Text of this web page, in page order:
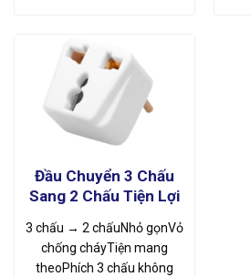
Đầu Chuyển 3 Chấu
Sang 2 Chấu Tiện Lợi
3 chấu → 2 chấuNhỏ gọnVỏ
chống cháyTiện mang
theoPhích 3 chấu không